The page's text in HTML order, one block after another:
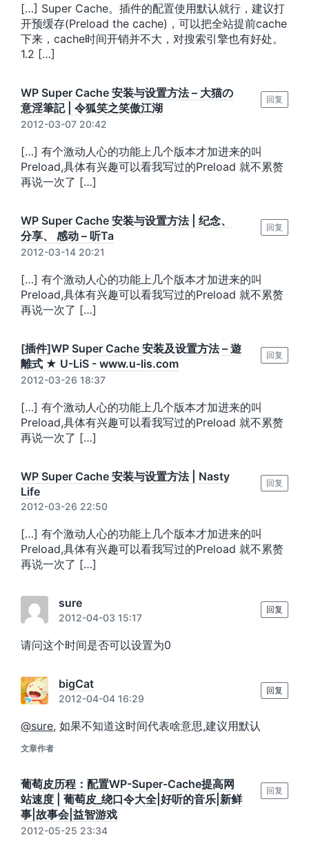
[…] Super Cache。插件的配置使用默认就行，建议打
开预缓存(Preload the cache)，可以把全站提前cache
下来，cache时间开销并不大，对搜索引擎也有好处。
1.2 […]
WP Super Cache 安装与设置方法 – 大猫の
意淫筆記 | 令狐笑之笑傲江湖
2012-03-07 20:42
[…] 有个激动人心的功能上几个版本才加进来的叫
Preload,具体有兴趣可以看我写过的Preload 就不累赘
再说一次了 […]
回复
WP Super Cache 安装与设置方法 | 纪念、
分享、 感动 – 听Ta
2012-03-14 20:21
[…] 有个激动人心的功能上几个版本才加进来的叫
Preload,具体有兴趣可以看我写过的Preload 就不累赘
再说一次了 […]
回复
[插件]WP Super Cache 安装及设置方法 – 遊
離式 ★ U-LiS - www.u-lis.com
2012-03-26 18:37
[…] 有个激动人心的功能上几个版本才加进来的叫
Preload,具体有兴趣可以看我写过的Preload 就不累赘
再说一次了 […]
回复
WP Super Cache 安装与设置方法 | Nasty
Life
2012-03-26 22:50
[…] 有个激动人心的功能上几个版本才加进来的叫
Preload,具体有兴趣可以看我写过的Preload 就不累赘
再说一次了 […]
回复
sure
2012-04-03 15:17
请问这个时间是否可以设置为0
回复
bigCat
2012-04-04 16:29
@sure, 如果不知道这时间代表啥意思,建议用默认
文章作者
回复
葡萄皮历程：配置WP-Super-Cache提高网
站速度 | 葡萄皮_绕口令大全|好听的音乐|新鲜
事|故事会|益智游戏
2012-05-25 23:34
回复